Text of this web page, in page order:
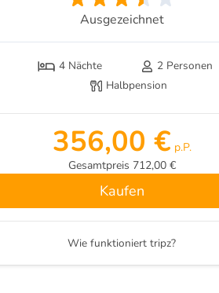
Ausgezeichnet
4 Nächte
2 Personen
Halbpension
356,00 € p.P.
Gesamtpreis 712,00 €
Kaufen
Wie funktioniert tripz?